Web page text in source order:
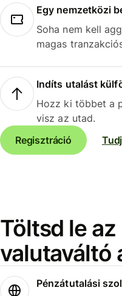
Egy nemzetközi
Soha nem kell
magas
Indíts utalást
Hozz ki többet a
visz az utad.
Regisztráció
Töltsd le
valutaváltó
Pénzátutalási